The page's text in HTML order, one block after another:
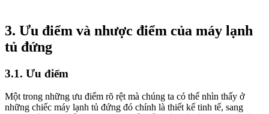
3. Ưu điểm và nhược điểm của máy lạnh
tủ đứng
3.1. Ưu điểm
Một trong những ưu điểm rõ rệt mà chúng ta có thể nhìn thấy ở
những chiếc máy lạnh tủ đứng đó chính là thiết kế tinh tế, sang